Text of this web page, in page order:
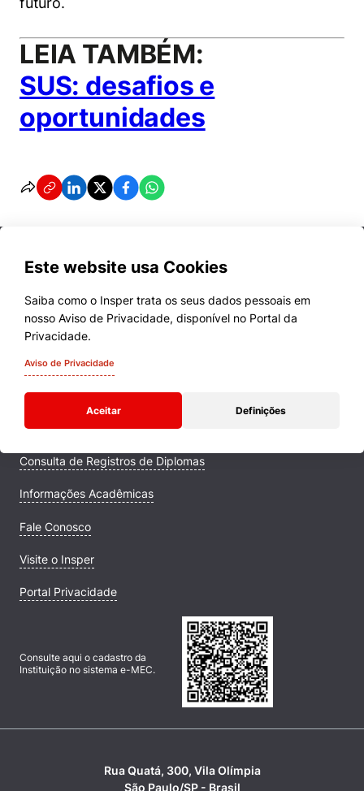
LEIA TAMBÉM:
SUS: desafios e
oportunidades
Este website usa Cookies
Saiba como o Insper trata os seus dados pessoais em
nosso Aviso de Privacidade, disponível no Portal da
Privacidade.
Aviso de Privacidade
Aceitar Definições
Cursos
Quem Somos
Comunidade Transforme
Campus
Consulta de Registros de Diplomas
Informações Acadêmicas
Fale Conosco
Visite o Insper
Portal Privacidade
Consulte aqui o cadastro da
Instituição no sistema e-MEC.
Rua Quatá, 300, Vila Olímpia
São Paulo/SP - Brasil